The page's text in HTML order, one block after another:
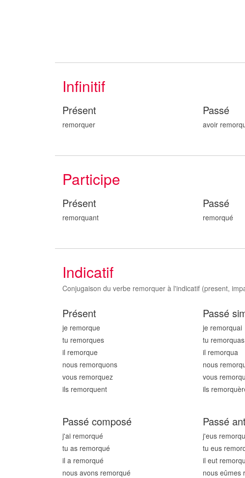
Infinitif
Présent
remorquer
Passé
avoir
Participe
Présent
remorquant
Passé
remorqué
Indicatif
Conjugaison du verbe remorquer à l'indicatif (present,
Présent
je remorque
tu remorques
il remorque
nous remorquons
vous remorquez
ils remorquent
Passé
je remorquai
tu remorquas
il remorqua
nous
vous
ils remorqu
Passé composé
j'ai remorqué
tu as remorqué
il a remorqué
nous avons remorqué
Passé
j'eus
tu eus
il eut
nous eûmes